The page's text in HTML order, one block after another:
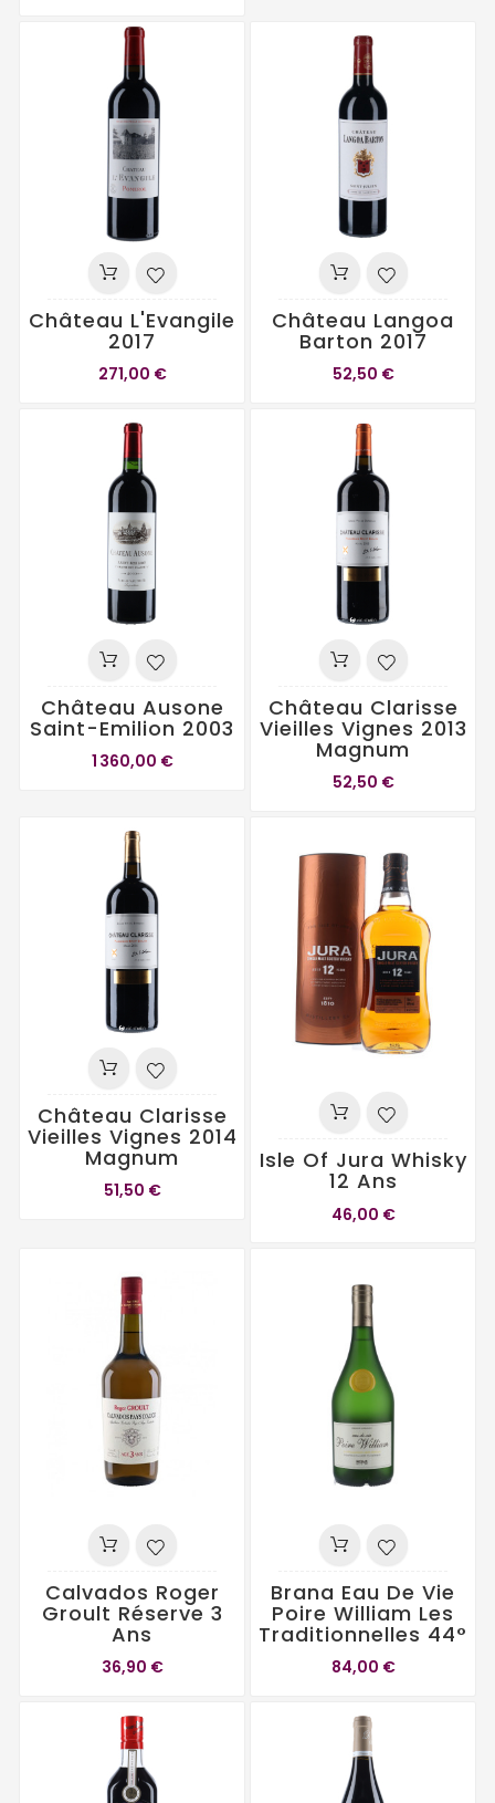
Château L'Evangile
2017
271,00 €
Château Langoa
Barton 2017
52,50 €
Château Ausone
Saint-Emilion 2003
1 360,00 €
Château Clarisse
Vieilles Vignes 2013
Magnum
52,50 €
Château Clarisse
Vieilles Vignes 2014
Magnum
51,50 €
Isle Of Jura Whisky
12 Ans
46,00 €
Calvados Roger
Groult Réserve 3
Ans
36,90 €
Brana Eau De Vie
Poire William Les
Traditionnelles 44°
84,00 €